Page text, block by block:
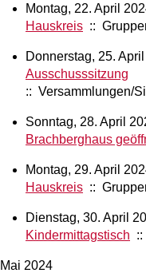
Montag, 22. April
Hauskreis ::
Donnerstag, 25.
Ausschusssitzung
:: Versammlungen/
Sonntag, 28. April
Brachberghaus
Montag, 29. April
Hauskreis ::
Dienstag, 30. April
Kindermittagstisch
Mai 2024